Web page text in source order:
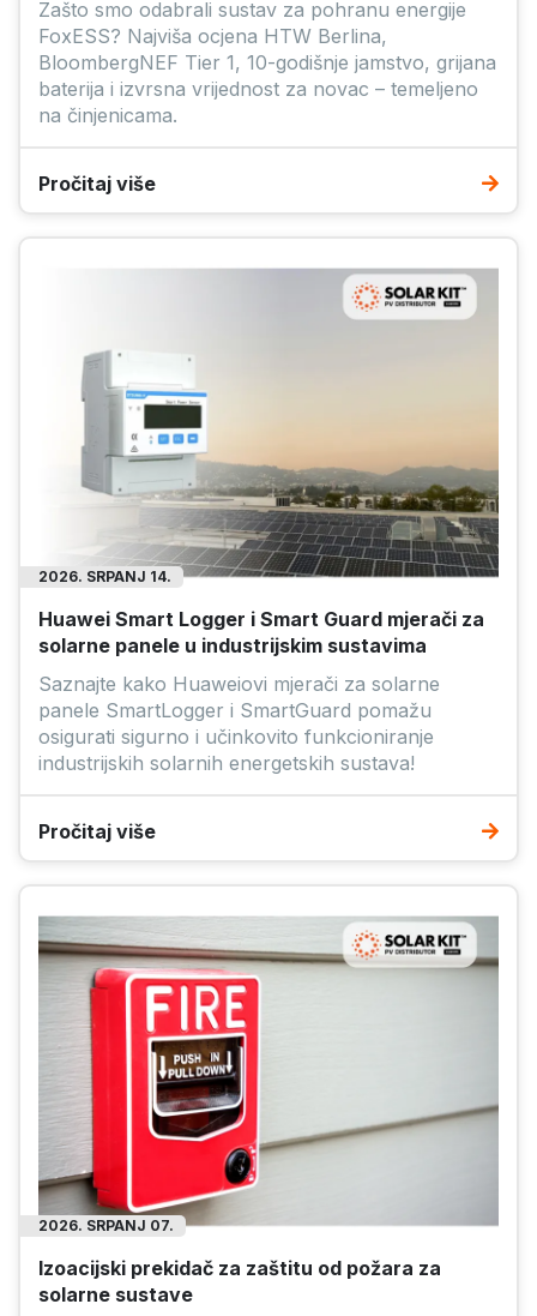
Zašto smo odabrali sustav za pohranu energije
FoxESS? Najviša ocjena HTW Berlina,
BloombergNEF Tier 1, 10-godišnje jamstvo, grijana
baterija i izvrsna vrijednost za novac – temeljeno
na činjenicama.
Pročitaj više
2026. SRPANJ 14.
Huawei Smart Logger i Smart Guard mjerači za
solarne panele u industrijskim sustavima
Saznajte kako Huaweiovi mjerači za solarne
panele SmartLogger i SmartGuard pomažu
osigurati sigurno i učinkovito funkcioniranje
industrijskih solarnih energetskih sustava!
Pročitaj više
2026. SRPANJ 07.
Izoacijski prekidač za zaštitu od požara za
solarne sustave